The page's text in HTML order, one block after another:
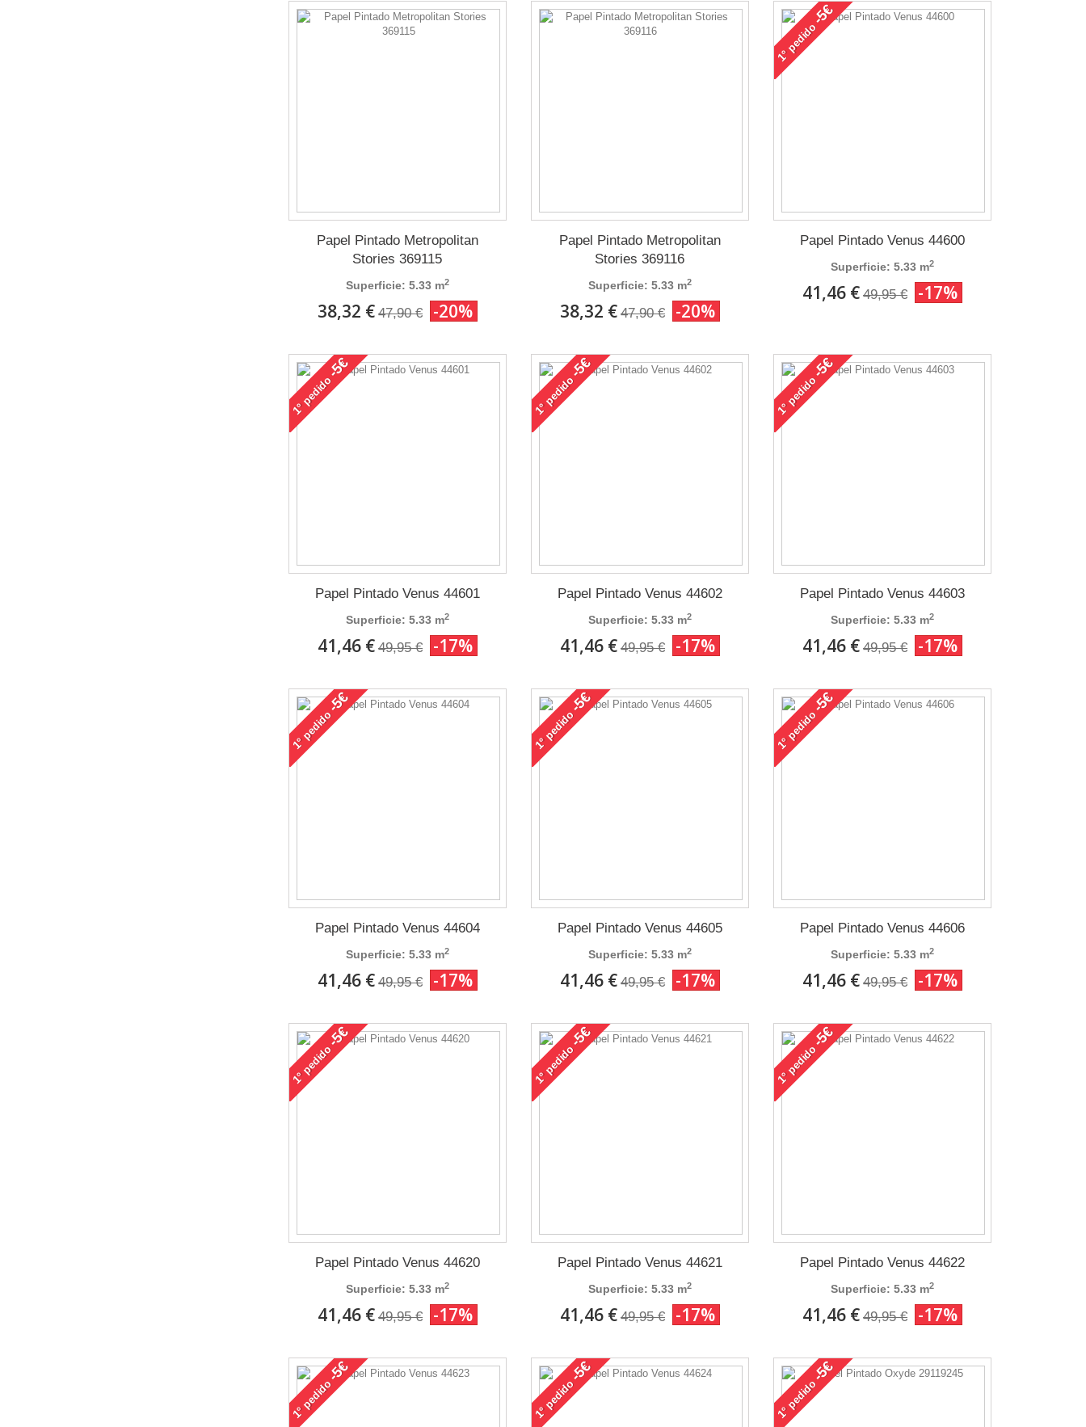
Papel Pintado Metropolitan
Stories 369115
Superficie: 5.33 m2
38,32 € 47,90 € -20%
Papel Pintado Metropolitan
Stories 369116
Superficie: 5.33 m2
38,32 € 47,90 € -20%
1°
pedido
-5€
Papel Pintado Venus 44600
Superficie: 5.33 m2
41,46 € 49,95 € -17%
1°
pedido
-5€
Papel Pintado Venus 44601
Superficie: 5.33 m2
41,46 € 49,95 € -17%
1°
pedido
-5€
Papel Pintado Venus 44602
Superficie: 5.33 m2
41,46 € 49,95 € -17%
1°
pedido
-5€
Papel Pintado Venus 44603
Superficie: 5.33 m2
41,46 € 49,95 € -17%
1°
pedido
-5€
Papel Pintado Venus 44604
Superficie: 5.33 m2
41,46 € 49,95 € -17%
1°
pedido
-5€
Papel Pintado Venus 44605
Superficie: 5.33 m2
41,46 € 49,95 € -17%
1°
pedido
-5€
Papel Pintado Venus 44606
Superficie: 5.33 m2
41,46 € 49,95 € -17%
1°
pedido
-5€
Papel Pintado Venus 44620
Superficie: 5.33 m2
41,46 € 49,95 € -17%
1°
pedido
-5€
Papel Pintado Venus 44621
Superficie: 5.33 m2
41,46 € 49,95 € -17%
1°
pedido
-5€
Papel Pintado Venus 44622
Superficie: 5.33 m2
41,46 € 49,95 € -17%
1°
pedido
-5€
1°
pedido
-5€
1°
pedido
-5€